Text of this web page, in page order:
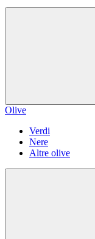
Olive
Verdi
Nere
Altre olive